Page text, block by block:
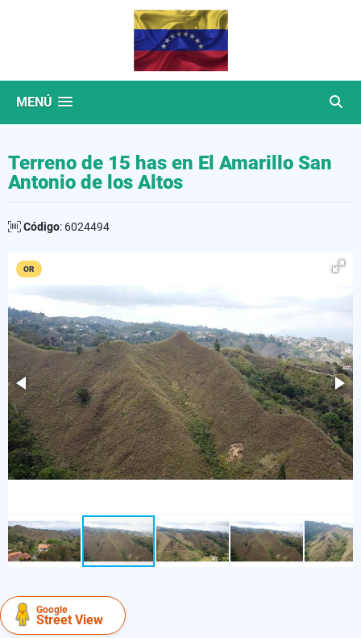
MENÚ
Terreno de 15 has en El Amarillo San
Antonio de los Altos
Código: 6024494
OR
Google
Street View